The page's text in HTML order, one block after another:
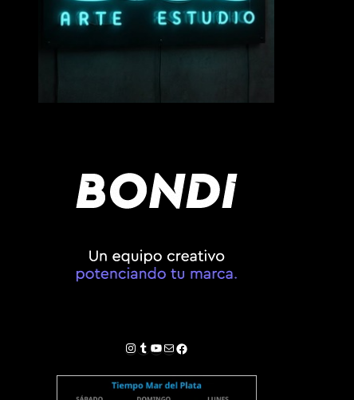
Instagram
Tumblr
YouTube
Correo electrónico
Facebook